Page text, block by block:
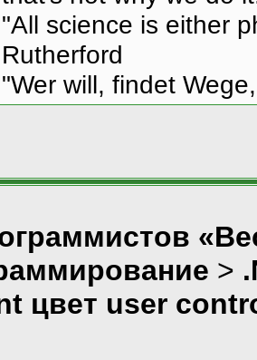
"All science is either
Rutherford
"Wer will, findet
>
цвет user